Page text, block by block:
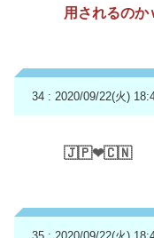
用されるのか
34 : 2020/09/22(火)
🇯🇵❤🇨🇳